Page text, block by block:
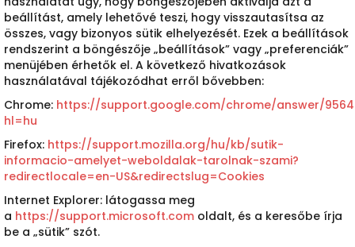
beállítást, amely lehetővé teszi, hogy visszautasítsa az
összes, vagy bizonyos sütik elhelyezését. Ezek a beállítások
rendszerint a böngészője „beállítások” vagy „preferenciák”
menüjében érhetők el. A következő hivatkozások
használatával tájékozódhat erről bővebben:
Chrome: https://support.google.com/chrome/answer/
hl=hu
Firefox: https://support.mozilla.org/hu/kb/sutik-
informacio-amelyet-weboldalak-tarolnak-szami?
redirectlocale=en-US&redirectslug=Cookies
Internet Explorer: látogassa meg
a https://support.microsoft.com oldalt, és a keresőbe írja
be a „sütik” szót.